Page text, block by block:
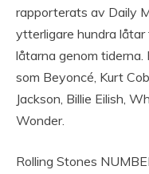
rapporterats av Daily
ytterligare hundra
låtarna genom tiderna.
som Beyoncé, Kurt
Jackson, Billie Eilish,
Wonder.
Rolling Stones